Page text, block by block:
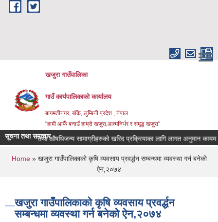
Skip to main content
खजुरा गाउँपालिका
गाउँ कार्यपालिकाको कार्यालय
बागमतीनगर, बाँके, लुम्बिनी प्रदेश , नेपाल
"हामी आफैँ बनाउँ हाम्रो खजुरा,आत्मनिर्भर र समृद्ध खजुरा"
सूचना तथा समाचार
औषधि तथा औषधिजन्य सामाग्रीहरुको खरिद प्रक्रियाका लागि लागत अनुमान कायम
You are here
Home» खजुरा गाउँपालिकाको कृषि व्यवसाय प्रवर्द्धन सम्बन्धमा व्यवस्था गर्न बनेको
ऐन,२०७४
खजुरा गाउँपालिकाको कृषि व्यवसाय प्रवर्द्धन
सम्बन्धमा व्यवस्था गर्न बनेको ऐन,२०७४